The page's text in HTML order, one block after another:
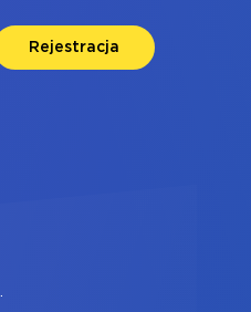
Rejestracja